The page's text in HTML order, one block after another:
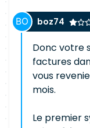
boz74
Donc votre
factures
vous
mois.
Le premier